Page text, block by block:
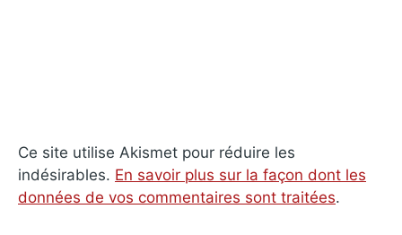
Ce site utilise Akismet pour réduire les
indésirables. En savoir plus sur la façon dont les
données de vos commentaires sont traitées.